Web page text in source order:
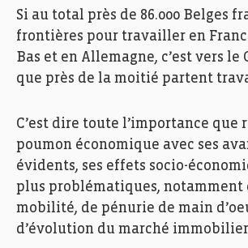
Si au total près de 86.000 Belges
frontières pour travailler en
Bas et en Allemagne, c’est vers le
que près de la moitié partent
C’est dire toute l’importance que
poumon économique avec ses
évidents, ses effets socio-
plus problématiques, notamment
mobilité, de pénurie de main
d’évolution du marché